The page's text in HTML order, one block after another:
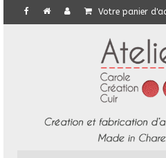
Votre panier